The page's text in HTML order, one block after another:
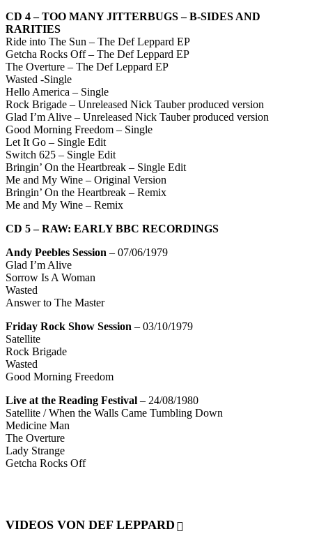
CD 4 – TOO MANY JITTERBUGS – B-SIDES AND
RARITIES
Ride into The Sun – The Def Leppard EP
Getcha Rocks Off – The Def Leppard EP
The Overture – The Def Leppard EP
Wasted -Single
Hello America – Single
Rock Brigade – Unreleased Nick Tauber produced version
Glad I’m Alive – Unreleased Nick Tauber produced version
Good Morning Freedom – Single
Let It Go – Single Edit
Switch 625 – Single Edit
Bringin’ On the Heartbreak – Single Edit
Me and My Wine – Original Version
Bringin’ On the Heartbreak – Remix
Me and My Wine – Remix
CD 5 – RAW: EARLY BBC RECORDINGS
Andy Peebles Session – 07/06/1979
Glad I’m Alive
Sorrow Is A Woman
Wasted
Answer to The Master
Friday Rock Show Session – 03/10/1979
Satellite
Rock Brigade
Wasted
Good Morning Freedom
Live at the Reading Festival – 24/08/1980
Satellite / When the Walls Came Tumbling Down
Medicine Man
The Overture
Lady Strange
Getcha Rocks Off
VIDEOS VON DEF LEPPARD